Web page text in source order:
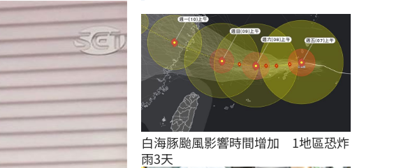
白海豚颱風影響時間增加　1地區恐炸
雨3天